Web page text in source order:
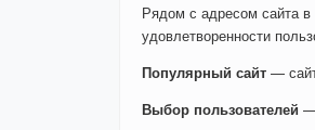
Рядом с адресом сайта в
удовлетворенности
Популярный сайт —
Выбор пользователей —